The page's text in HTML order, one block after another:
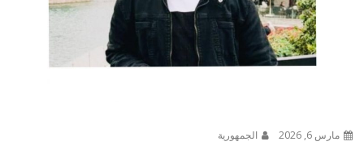
مارس 6, 2026 الجمهورية